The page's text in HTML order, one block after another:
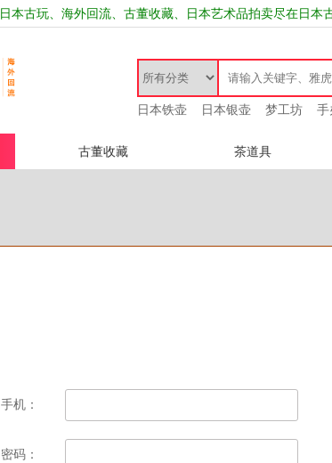
日本古玩、海外回流、古董收藏、日本艺术品拍卖尽在日本
日本铁壶 日本银壶 梦工坊 手
古董收藏 茶道具
手机：
密码：